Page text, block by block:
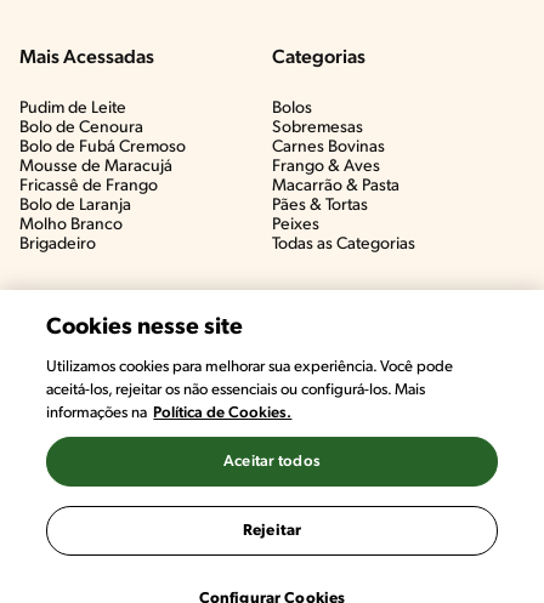
Mais Acessadas
Pudim de Leite
Bolo de Cenoura
Bolo de Fubá Cremoso
Mousse de Maracujá
Fricassê de Frango
Bolo de Laranja
Molho Branco
Brigadeiro
Categorias
Bolos
Sobremesas
Carnes Bovinas​
Frango & Aves​
Macarrão & Pasta​
Pães & Tortas​
Peixes
Todas as Categorias
Cookies nesse site
Utilizamos cookies para melhorar sua experiência. Você pode
aceitá-los, rejeitar os não essenciais ou configurá-los. Mais
informações na Política de Cookies.
Configurar Cookies
Rejeitar
Aceitar todos